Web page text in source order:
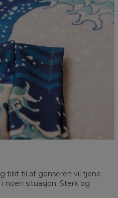
tillit til at genseren vil tjene
noen situasjon. Sterk og